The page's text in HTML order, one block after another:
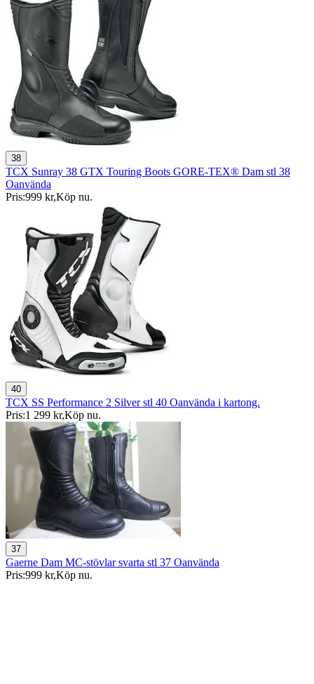
38
TCX Sunray 38 GTX Touring Boots GORE-TEX® Dam stl 38
Oanvända
Pris:999 kr,Köp nu.
40
TCX SS Performance 2 Silver stl 40 Oanvända i kartong.
Pris:1 299 kr,Köp nu.
37
Gaerne Dam MC-stövlar svarta stl 37 Oanvända
Pris:999 kr,Köp nu.